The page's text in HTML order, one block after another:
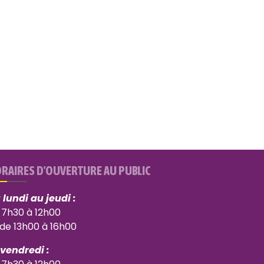
D'OUVERTURE AU PUBLIC
lundi au jeudi :
à 12h00
13h00 à 16h00
: